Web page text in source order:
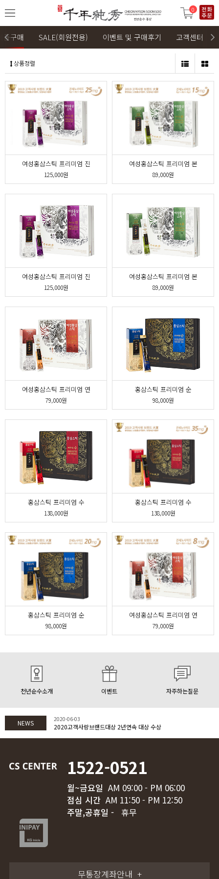
0
품구매 SALE(회원전용) 이벤트 및 구매후기 고객센터
상품정렬
여성홍삼스틱 프리미엄 진
125,000원
여성홍삼스틱 프리미엄 본
89,000원
여성홍삼스틱 프리미엄 진
125,000원
여성홍삼스틱 프리미엄 본
89,000원
여성홍삼스틱 프리미엄 연
79,000원
홍삼스틱 프리미엄 순
98,000원
홍삼스틱 프리미엄 수
138,000원
홍삼스틱 프리미엄 수
138,000원
홍삼스틱 프리미엄 순
98,000원
여성홍삼스틱 프리미엄 연
79,000원
천년순수소개 이벤트 자주하는질문
NEWS 2020-06-03
2020고객사랑브랜드대상 2년연속 대상 수상
1522-0521
월~금요일 AM 09:00 - PM 06:00
점심 시간 AM 11:50 - PM 12:50
주말,공휴일 -
휴무
무통장계좌안내